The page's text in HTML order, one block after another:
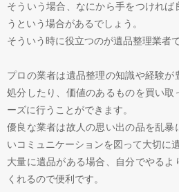
そういう場合、なにから手をつければ
うという場合があるでしょう。
そういう時に役立つのが遺品整理業者で
プロの業者は遺品整理の知識や経験が
処分したり、価値のあるものを買い取
ーズに行うことができます。
優良な業者は故人の思い出の品を乱暴
いコミュニケーションを図って大切に
大量に遺品がある場合、自分でやるよ
くれるので便利です。